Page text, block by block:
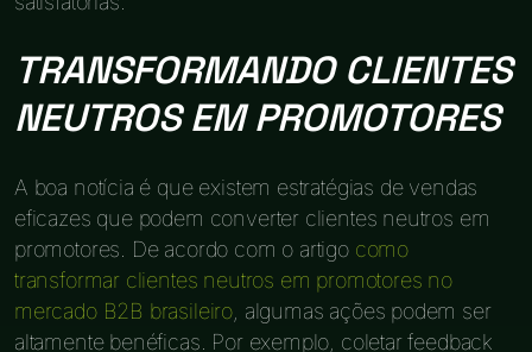
TRANSFORMANDO CLIENTES
NEUTROS EM PROMOTORES
A boa notícia é que existem estratégias de vendas
eficazes que podem converter clientes neutros em
promotores. De acordo com o artigo como
transformar clientes neutros em promotores no
mercado B2B brasileiro , algumas ações podem ser
altamente benéficas. Por exemplo, coletar feedback